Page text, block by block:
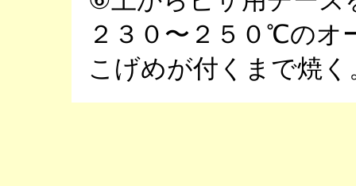
２３０〜２５０℃のオ
こげめが付くまで焼く